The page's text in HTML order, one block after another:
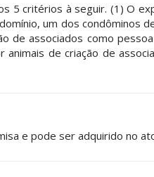
5 critérios à seguir. (1) O
um dos condôminos
de associados como
de criação de
e pode ser adquirido no